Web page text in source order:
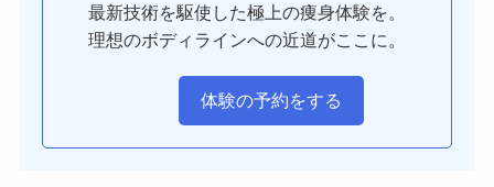
最新技術を駆使した極上の痩身体験を。
理想のボディラインへの近道がここに。
体験の予約をする